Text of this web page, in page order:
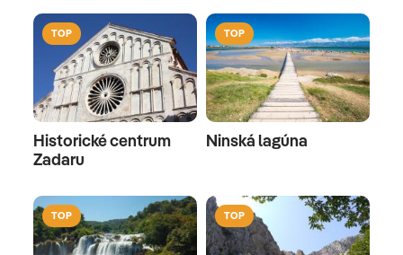
TOP
Historické centrum
Zadaru
TOP
Ninská lagúna
TOP TOP